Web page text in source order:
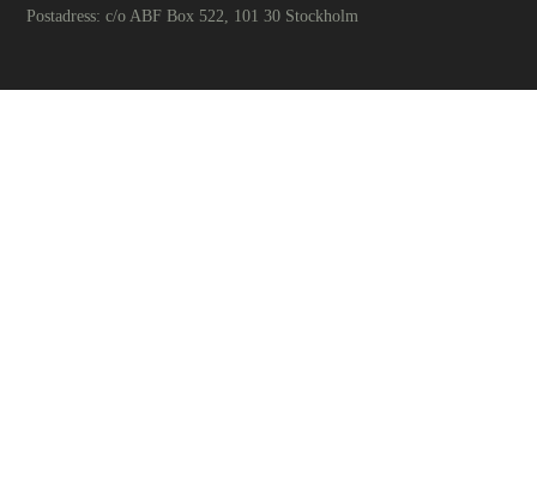
Postadress: c/o ABF Box 522, 101 30 Stockholm